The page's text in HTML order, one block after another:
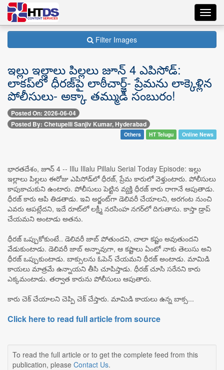
Filter Images
ఇల్లు ఇల్లాలు పిల్లలు జూన్ 4 ఎపిసోడ్:
లాకప్‌లో ధీరజ్‌పై లాఠీచార్జ్- ప్రేమను లాక్కెళ్లిన
పోలీసులు- అక్కా తమ్ముడి సంబురం!
Posted On: 2026-06-04
Posted By: Chetupelli Sanjiv Kumar, Hyderabad
Others HT Telugu Online News
భారతదేశం, జూన్ 4 -- Illu Illalu Pillalu Serial Today Episode: ఇల్లు
ఇల్లాలు పిల్లలు ఈరోజు ఎపిసోడ్‌లో ధీరజ్, ప్రేమ కారులో వెళ్తుంటారు. పోలీసులు
కాపుకాచుకుని ఉంటారు. పోలీసులు పెట్టిన వ్యక్తి ధీరజ్ కారు రాగానే ఆపుతాడు.
ధీరజ్ కారు ఆపి తిడతాడు. ఇవి అర్జంట్‌గా డెలివరీ చేయాలని, అరగంట నుంచి
ఎవరు ఆపట్లేదని, ఇదే రూట్‌లో లక్ష్మీ నరసింహ నగర్‌లో దిగుతాను. కాస్తా డ్రాప్
చేయమని అంటాడు అతను.
ధీరజ్ ఒప్పుకోకుంటే.. డెలివరీ జాబ్ పోతుందని, చాలా కష్టం అవుతుందని
వేడుకుంటాడు. డెలివరీ జాబ్ అన్నావుగా, ఆ కష్టాలు ఏంటో నాకు తెలుసు అని
ధీరజ్ ఒప్పుకుంటాడు. బాక్సులను ఓపెన్ చేయమని ధీరజ్ అంటాడు. మామిడి
కాయలు మాత్రమే ఉన్నాయని తీసి చూపిస్తాడు. ధీరజ్ చూసి సరేనని కారు
ఎక్కమంటాడు. తర్వాత కారును పోలీసులు ఆపుతారు.
కారు చెక్ చేయాలని చెప్పి చెక్ చేస్తారు. మామిడి కాయలు ఉన్న బాక్స...
Click here to read full article from source
To read the full article or to get the complete feed from this
publication, please Contact Us.